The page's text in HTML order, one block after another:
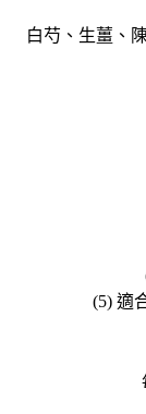
白芍、生薑、
(5) 適